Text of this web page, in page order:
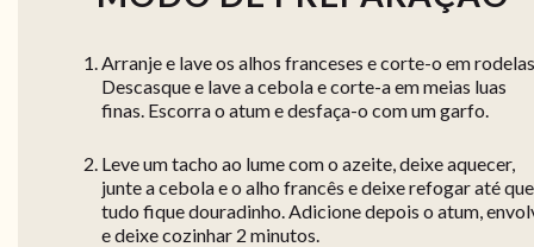
Arranje e lave os alhos franceses e corte-o em
Descasque e lave a cebola e corte-a em meias luas
finas. Escorra o atum e desfaça-o com um garfo.
Leve um tacho ao lume com o azeite, deixe aquecer,
junte a cebola e o alho francês e deixe refogar até que
tudo fique douradinho. Adicione depois o atum,
e deixe cozinhar 2 minutos.